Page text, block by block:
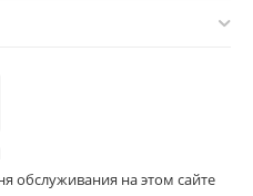
обслуживания на этом сайте